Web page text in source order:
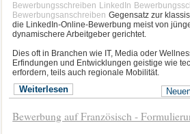
Bewerbungsschreiben LinkedIn
Bewerbungsanschreiben Gegensatz zur
die LinkedIn-Online-Bewerbung meist von
dynamischere Arbeitgeber gerichtet.
Dies oft in Branchen wie IT, Media oder
Erfindungen und Entwicklungen geistige wie
erfordern, teils auch regionale Mobilität.
Weiterlesen
Bewerbung auf Französisch -